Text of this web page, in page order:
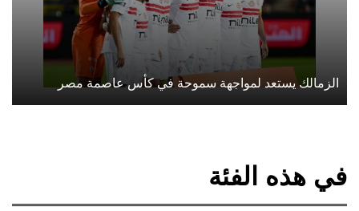
الزمالك يستعد لمواجهة سموحة في كأس عاصمة مصر
في هذه الفئة